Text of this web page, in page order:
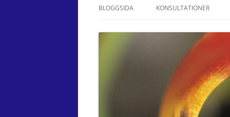
BLOGGSIDA KONSULTATIONER